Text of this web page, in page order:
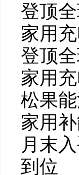
登顶
家用
登顶
家用
松果
家用
月末
到位